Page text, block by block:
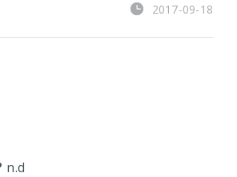
2017-09-18
n.d